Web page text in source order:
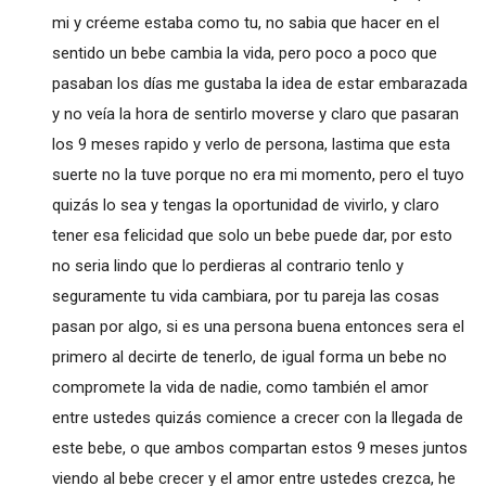
mi y créeme estaba como tu, no sabia que hacer en el
sentido un bebe cambia la vida, pero poco a poco que
pasaban los días me gustaba la idea de estar embarazada
y no veía la hora de sentirlo moverse y claro que pasaran
los 9 meses rapido y verlo de persona, lastima que esta
suerte no la tuve porque no era mi momento, pero el tuyo
quizás lo sea y tengas la oportunidad de vivirlo, y claro
tener esa felicidad que solo un bebe puede dar, por esto
no seria lindo que lo perdieras al contrario tenlo y
seguramente tu vida cambiara, por tu pareja las cosas
pasan por algo, si es una persona buena entonces sera el
primero al decirte de tenerlo, de igual forma un bebe no
compromete la vida de nadie, como también el amor
entre ustedes quizás comience a crecer con la llegada de
este bebe, o que ambos compartan estos 9 meses juntos
viendo al bebe crecer y el amor entre ustedes crezca, he